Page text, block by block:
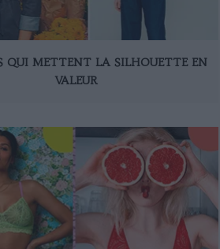
QUI METTENT LA SILHOUETTE EN
VALEUR